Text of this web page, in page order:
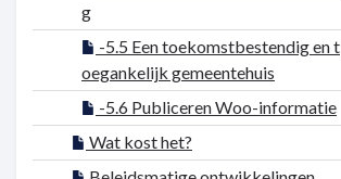
g
-5.5 Een toekomstbestendig en t
oegankelijk gemeentehuis
-5.6 Publiceren Woo-informatie
Wat kost het?